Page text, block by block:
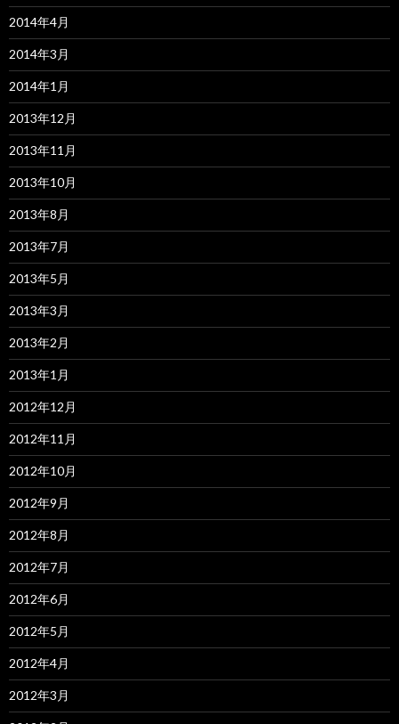
2014年4月
2014年3月
2014年1月
2013年12月
2013年11月
2013年10月
2013年8月
2013年7月
2013年5月
2013年3月
2013年2月
2013年1月
2012年12月
2012年11月
2012年10月
2012年9月
2012年8月
2012年7月
2012年6月
2012年5月
2012年4月
2012年3月